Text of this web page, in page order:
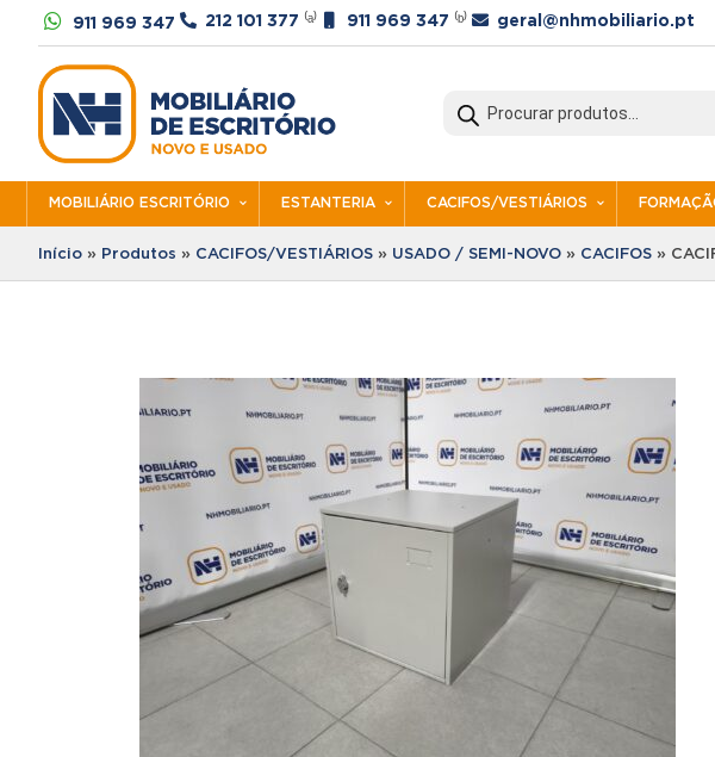
 911 969 347  212 101 377 ⁽ᵃ⁾ 911 969 347 ⁽ᵇ⁾  geral@nhmobiliario.pt
search
MOBILIÁRIO ESCRITÓRIO ESTANTERIA CACIFOS/VESTIÁRIOS
Início » Produtos » CACIFOS/VESTIÁRIOS » USADO / SEMI-NOVO » CACIFOS »